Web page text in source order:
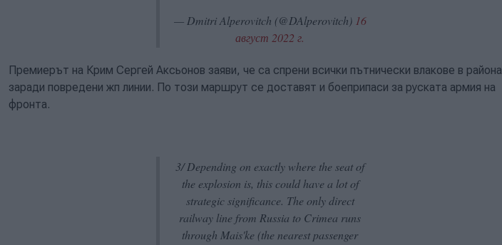
— Dmitri Alperovitch (@DAlperovitch) 16
август 2022 г.
Премиерът на Крим Сергей Аксьонов заяви, че са спрени всички пътнически влакове в района
заради повредени жп линии. По този маршрут се доставят и боеприпаси за руската армия на
фронта.
3/ Depending on exactly where the seat of
the explosion is, this could have a lot of
strategic significance. The only direct
railway line from Russia to Crimea runs
through Mais'ke (the nearest passenger